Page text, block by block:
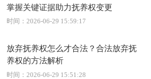
掌握关键证据助力抚养权变更
时间：2026-06-29 15:59:17
放弃抚养权怎么才合法？合法放弃抚
养权的方法解析
时间：2026-06-29 15:51:28